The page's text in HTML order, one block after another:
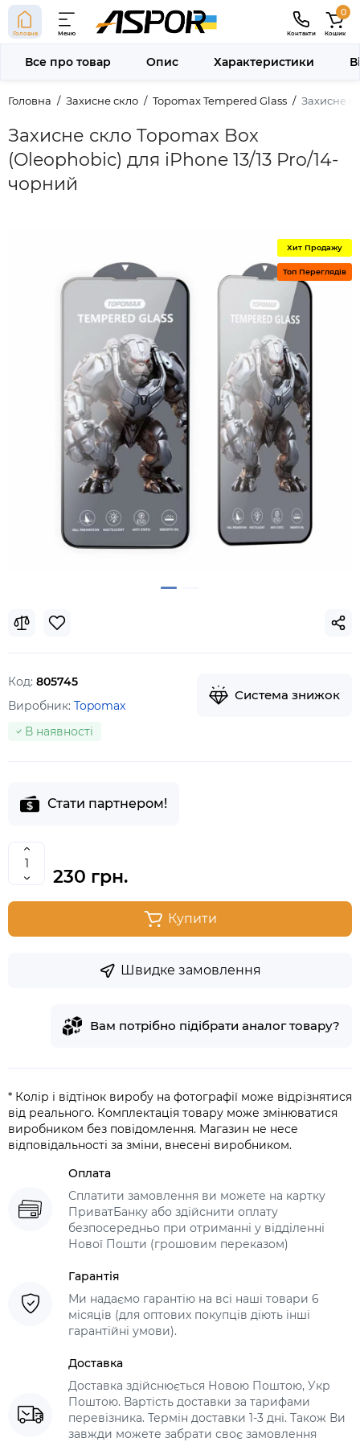
Головна Меню Контакти
0
Кошик
Головна Захисне скло Topomax Tempered Glass Захисне
Захисне скло Topomax Box
(Oleophobic) для iPhone 13/13 Pro/14-
чорний
Все про товар Опис Характеристики
Хит Продажу
Топ Переглядів
Код: 805745
Виробник: Topomax
В наявності
Система знижок
Стати партнером!
230 грн.
Купити
Швидке замовлення
Вам потрібно підібрати аналог товару?
* Колір і відтінок виробу на фотографії може відрізнятися
від реального. Комплектація товару може змінюватися
виробником без повідомлення. Магазин не несе
відповідальності за зміни, внесені виробником.
Оплата
Сплатити замовлення ви можете на картку
ПриватБанку або здійснити оплату
безпосередньо при отриманні у відділенні
Нової Пошти (грошовим переказом)
Гарантія
Ми надаємо гарантію на всі наші товари 6
місяців (для оптових покупців діють інші
гарантійні умови).
Доставка
Доставка здійснюється Новою Поштою, Укр
Поштою. Вартість доставки за тарифами
перевізника. Термін доставки 1-3 дні. Також Ви
завжди можете забрати своє замовлення